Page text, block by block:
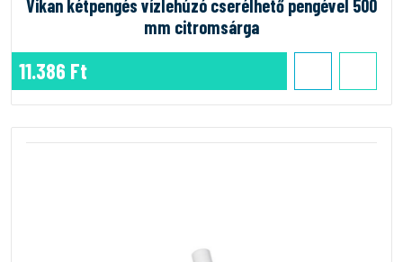
Vikan kétpengés vízlehúzó cserélhető pengével 500
mm citromsárga
11.386 Ft